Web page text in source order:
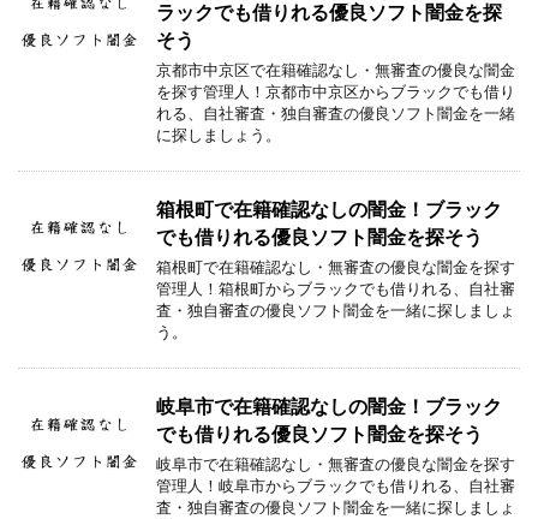
ラックでも借りれる優良ソフト闇金を探
そう
京都市中京区で在籍確認なし・無審査の優良な闇金
を探す管理人！京都市中京区からブラックでも借り
れる、自社審査・独自審査の優良ソフト闇金を一緒
に探しましょう。
箱根町で在籍確認なしの闇金！ブラック
でも借りれる優良ソフト闇金を探そう
箱根町で在籍確認なし・無審査の優良な闇金を探す
管理人！箱根町からブラックでも借りれる、自社審
査・独自審査の優良ソフト闇金を一緒に探しましょ
う。
岐阜市で在籍確認なしの闇金！ブラック
でも借りれる優良ソフト闇金を探そう
岐阜市で在籍確認なし・無審査の優良な闇金を探す
管理人！岐阜市からブラックでも借りれる、自社審
査・独自審査の優良ソフト闇金を一緒に探しましょ